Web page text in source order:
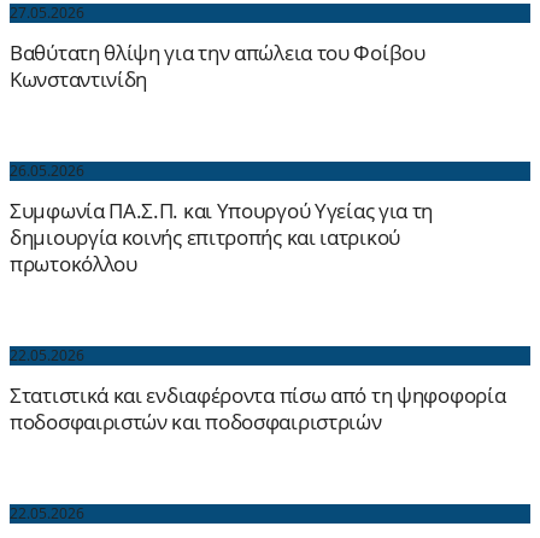
27.05.2026
Βαθύτατη θλίψη για την απώλεια του Φοίβου
Κωνσταντινίδη
26.05.2026
Συμφωνία ΠΑ.Σ.Π. και Υπουργού Υγείας για τη
δημιουργία κοινής επιτροπής και ιατρικού
πρωτοκόλλου
22.05.2026
Στατιστικά και ενδιαφέροντα πίσω από τη ψηφοφορία
ποδοσφαιριστών και ποδοσφαιριστριών
22.05.2026